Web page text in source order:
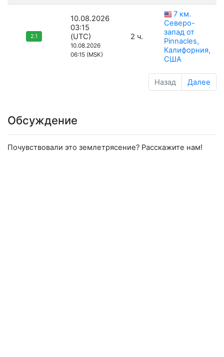
2.1
10.08.2026
03:15
(UTC)
10.08.2026
06:15 (MSK)
2 ч.
7 км.
Северо-
запад от
Pinnacles,
Калифорния,
США
Назад Далее
Обсуждение
Почувствовали это землетрясение? Расскажите нам!